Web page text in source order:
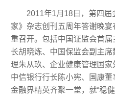
关于我们
2011年1月18日，第四
家》杂志创刊五周年答谢晚
重召开。包括中国证监会首
长胡晓炼、中国保监会副主
理朱从玖、企业健康管理国家
中信银行行长陈小宪、国康
金融界精英齐聚一堂，就“稳